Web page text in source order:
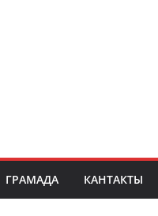
ГРАМАДА КАНТАКТЫ